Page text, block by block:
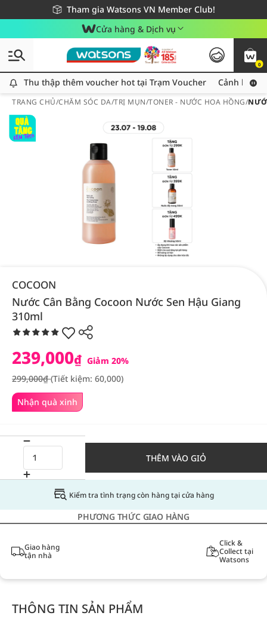
Tham gia Watsons VN Member Club!
Miễn phí giao hàng cho đơn hàng từ 249,000Đ
Giao hàng nhanh 24h - Áp dụng khu vực TP. Hồ Chí Minh
Cửa hàng & Dịch vụ
0
Thu thập thêm voucher hot tại Trạm Voucher
Thu thập thêm voucher hot tại Trạm Voucher Cảnh báo
TRANG CHỦ/CHĂM SÓC DA/TRỊ MỤN/TONER - NƯỚC HOA HỒNG/
COCOON
Nước Cân Bằng Cocoon Nước Sen Hậu Giang
310ml
Nhận quà xinh
239,000₫ Giảm 20%
299,000₫(Tiết kiệm: 60,000)
THÊM VÀO GIỎ
Kiểm tra tình trạng còn hàng tại cửa hàng
PHƯƠNG THỨC GIAO HÀNG
Giao hàng
tận nhà
Click &
Collect tại
Watsons
THÔNG TIN SẢN PHẨM